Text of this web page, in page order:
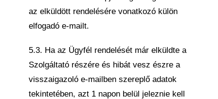
az elküldött rendelésére vonatkozó külön
elfogadó e-mailt.
5.3. Ha az Ügyfél rendelését már elküldte a
Szolgáltató részére és hibát vesz észre a
visszaigazoló e-mailben szereplő adatok
tekintetében, azt 1 napon belül jeleznie kell